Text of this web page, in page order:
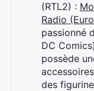
(RTL2) :
Radio
passionné
DC
possède
des